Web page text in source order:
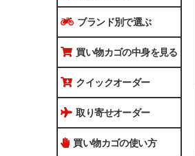
ブランド別で選ぶ
買い物カゴの中身を見る
クイックオーダー
取り寄せオーダー
買い物カゴの使い方